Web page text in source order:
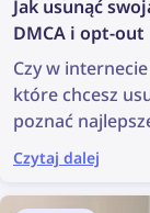
Jak usunąć
DMCA i opt-out
Czy w
które chcesz
poznać
swoich zdjęć z
Czytaj dalej